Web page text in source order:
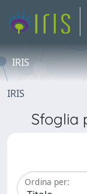
IRIS
IRIS
Sfoglia
Ordina per: